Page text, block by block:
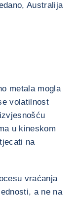
Australija
metala mogla
volatilnost
u kineskom
na
vraćanja
a ne na